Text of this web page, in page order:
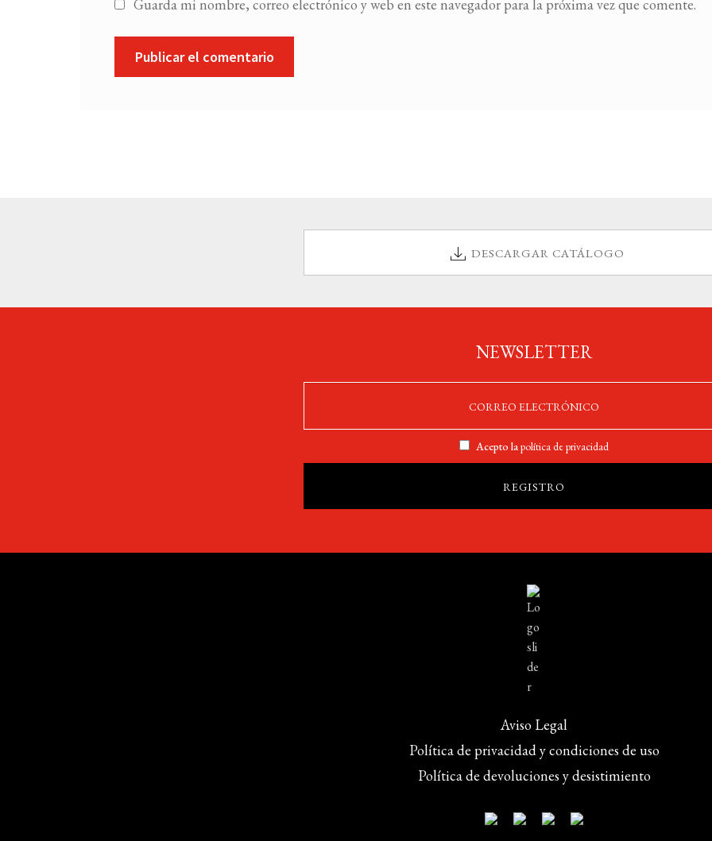
Guarda mi nombre, correo electrónico y web en este navegador para la próxima vez que comente.
DESCARGAR CATÁLOGO
NEWSLETTER
Acepto lapolítica de privacidad
Aviso Legal
Política de privacidad y condiciones de uso
Política de devoluciones y desistimiento